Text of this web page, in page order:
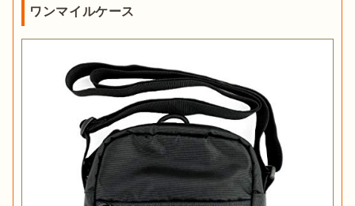
ワンマイルケース